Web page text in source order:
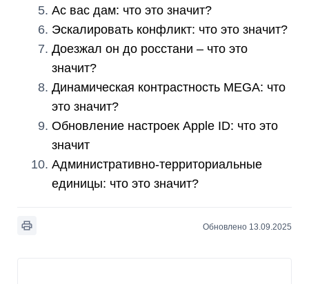
Ас вас дам: что это значит?
Эскалировать конфликт: что это значит?
Доезжал он до росстани – что это
значит?
Динамическая контрастность MEGA: что
это значит?
Обновление настроек Apple ID: что это
значит
Административно-территориальные
единицы: что это значит?
Обновлено 13.09.2025